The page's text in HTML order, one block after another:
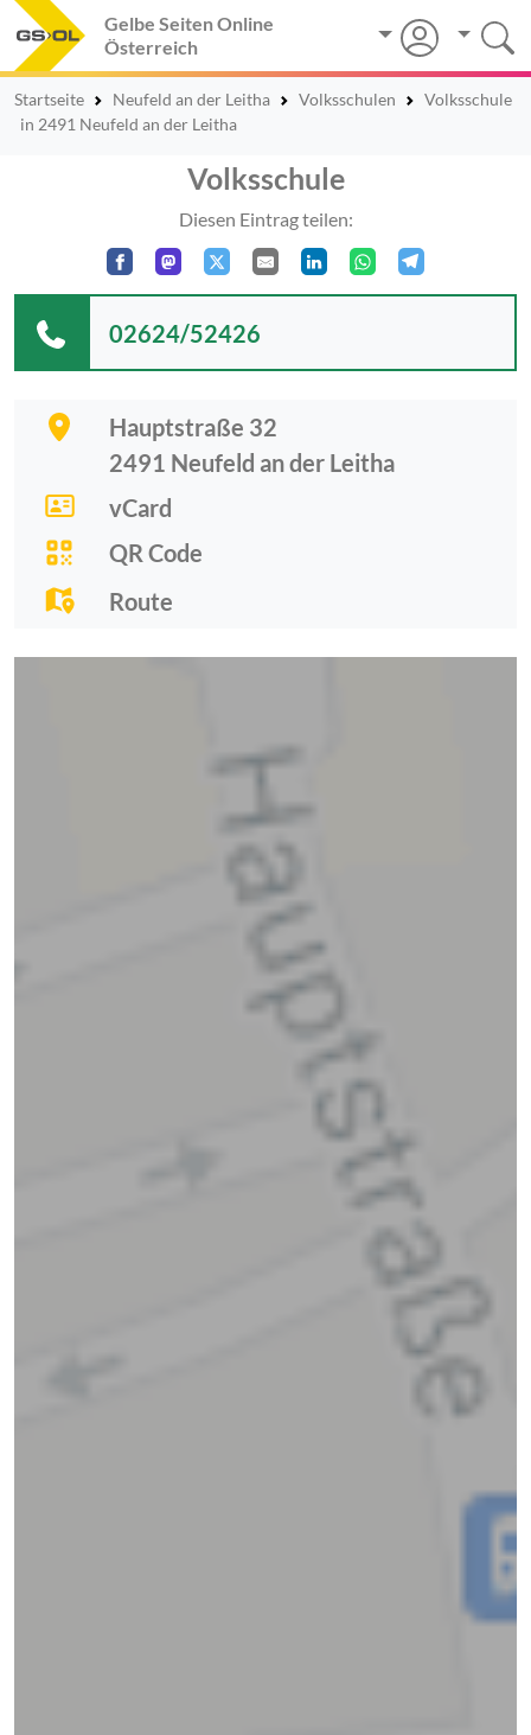
Gelbe Seiten Online
Österreich
Startseite Neufeld an der Leitha Volksschulen
Volksschule
in 2491 Neufeld an der Leitha
Volksschule
Diesen Eintrag teilen:
Hauptstraße 32
2491 Neufeld an der Leitha
vCard
QR Code
Route
02624/52426